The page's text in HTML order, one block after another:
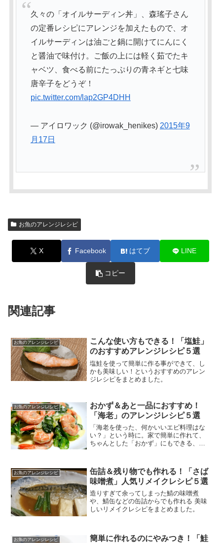
久々の「オイルサーディン丼」、森瑤子さん
の定番レシピにアレンジを加えたもので、オ
イルサーディンは油ごと鍋に開けてにんにく
と醤油で味付け。ご飯の上には軽く茹でたキ
ャベツ、食べる前にたっぷりの青ネギと七味
唐辛子をどうぞ！
pic.twitter.com/lap2GP4DHH
— アイロワック (@irowak_henikes) 2015年9
月17日
お魚のアレンジレシピ
X Facebook はてブ LINE
コピー
関連記事
お魚のアレンジレシピ
こんな使い方もできる！「塩鮭」
のおすすめアレンジレシピ５選
塩鮭を使って簡単に作る事ができて、し
かも美味しい！というおすすめのアレン
ジレシピをまとめました。
お魚のアレンジレシピ
おかず＆あと一品におすすめ！
「海老」のアレンジレシピ５選
「海老を使った、何かいいエビ料理はな
い？」という時に。家で簡単に作れて、
ちゃんとした「おかず」にもできる、お
お魚のアレンジレシピ
缶詰＆残り物でも作れる！「さば
味噌煮」人気リメイクレシピ５選
造りすぎて余ってしまった鯖の味噌煮
や、鯖缶などの缶詰からでも作れる 美味
しいリメイクレシピをまとめました。
お魚のアレンジレシピ
簡単に作れるのにやみつき！「鮭